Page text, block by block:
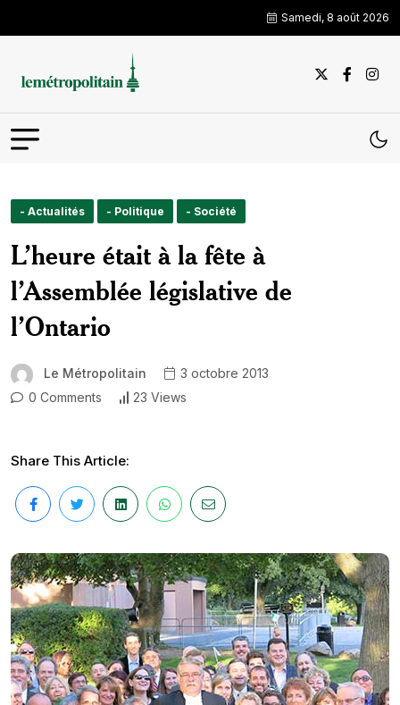
Samedi, 8 août 2026
- Actualités - Politique - Société
L’heure était à la fête à
l’Assemblée législative de
l’Ontario
Le Métropolitain
3 octobre 2013
0 Comments
23 Views
Share This Article: